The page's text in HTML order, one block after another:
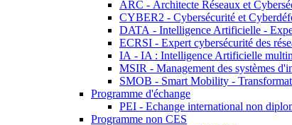
ARC - Architecte Réseaux et
CYBER2 - Cybersécurité et
DATA - Intelligence Artificielle -
ECRSI - Expert cybersécurité des
IA - IA : Intelligence Artificielle
MSIR - Management des systèmes
SMOB - Smart Mobility -
Programme d'échange
PEI - Echange international non
Programme non CES